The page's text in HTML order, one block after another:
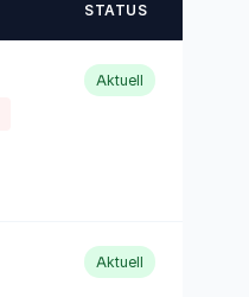
STATUS
Aktuell
Aktuell